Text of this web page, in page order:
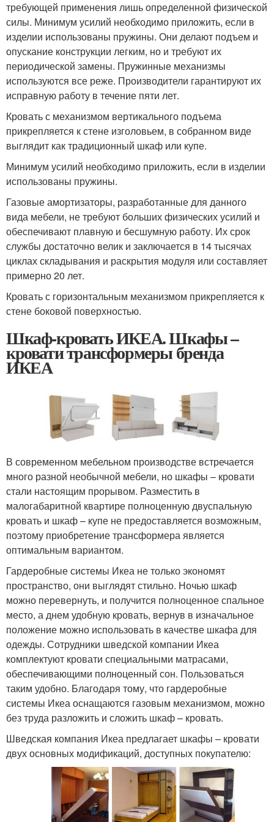
требующей применения лишь определенной физической
силы. Минимум усилий необходимо приложить, если в
изделии использованы пружины. Они делают подъем и
опускание конструкции легким, но и требуют их
периодической замены. Пружинные механизмы
используются все реже. Производители гарантируют их
исправную работу в течение пяти лет.
Кровать с механизмом вертикального подъема
прикрепляется к стене изголовьем, в собранном виде
выглядит как традиционный шкаф или купе.
Минимум усилий необходимо приложить, если в изделии
использованы пружины.
Газовые амортизаторы, разработанные для данного
вида мебели, не требуют больших физических усилий и
обеспечивают плавную и бесшумную работу. Их срок
службы достаточно велик и заключается в 14 тысячах
циклах складывания и раскрытия модуля или составляет
примерно 20 лет.
Кровать с горизонтальным механизмом прикрепляется к
стене боковой поверхностью.
Шкаф-кровать ИКЕА. Шкафы –
кровати трансформеры бренда
ИКЕА
В современном мебельном производстве встречается
много разной необычной мебели, но шкафы – кровати
стали настоящим прорывом. Разместить в
малогабаритной квартире полноценную двуспальную
кровать и шкаф – купе не предоставляется возможным,
поэтому приобретение трансформера является
оптимальным вариантом.
Гардеробные системы Икеа не только экономят
пространство, они выглядят стильно. Ночью шкаф
можно перевернуть, и получится полноценное спальное
место, а днем удобную кровать, вернув в изначальное
положение можно использовать в качестве шкафа для
одежды. Сотрудники шведской компании Икеа
комплектуют кровати специальными матрасами,
обеспечивающими полноценный сон. Пользоваться
таким удобно. Благодаря тому, что гардеробные
системы Икеа оснащаются газовым механизмом, можно
без труда разложить и сложить шкаф – кровать.
Шведская компания Икеа предлагает шкафы – кровати
двух основных модификаций, доступных покупателю: